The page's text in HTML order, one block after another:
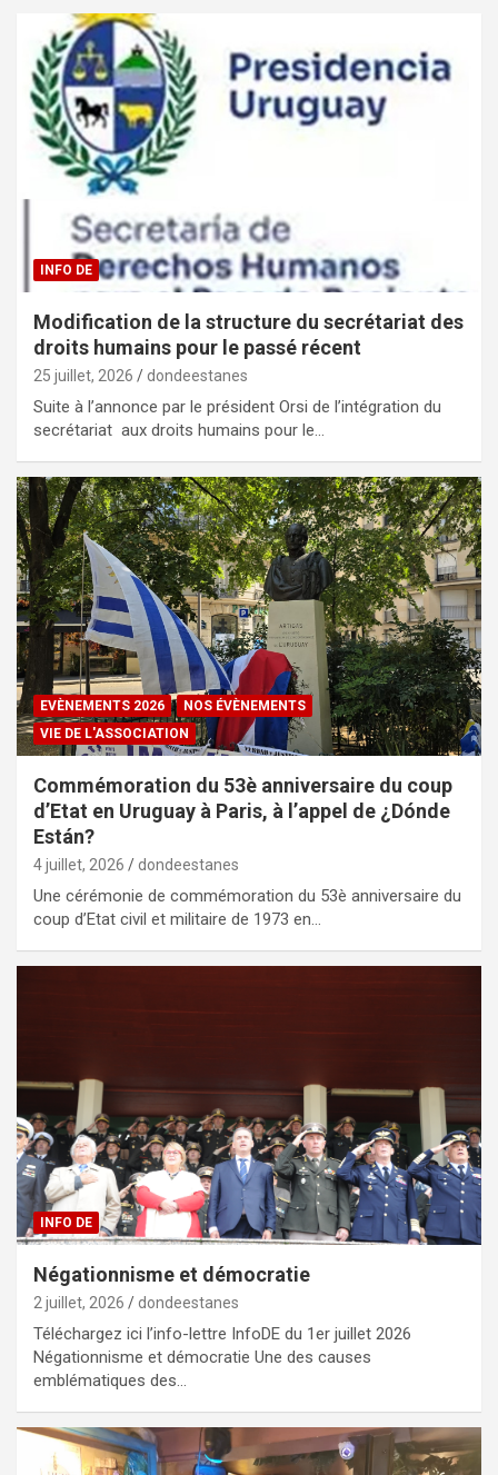
INFO DE
Modification de la structure du secrétariat des
droits humains pour le passé récent
25 juillet, 2026 dondeestanes
Suite à l’annonce par le président Orsi de l’intégration du
secrétariat aux droits humains pour le…
EVÈNEMENTS 2026
NOS ÉVÈNEMENTS
VIE DE L'ASSOCIATION
Commémoration du 53è anniversaire du coup
d’Etat en Uruguay à Paris, à l’appel de ¿Dónde
Están?
4 juillet, 2026 dondeestanes
Une cérémonie de commémoration du 53è anniversaire du
coup d’Etat civil et militaire de 1973 en…
INFO DE
Négationnisme et démocratie
2 juillet, 2026 dondeestanes
Téléchargez ici l’info-lettre InfoDE du 1er juillet 2026
Négationnisme et démocratie Une des causes
emblématiques des…